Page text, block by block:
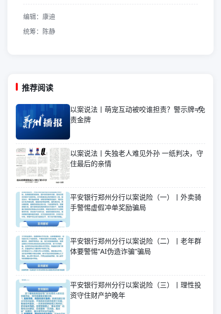
编辑：康迪
统筹：陈静
推荐阅读
以案说法丨萌宠互动被咬谁担责？警示牌≠免
责金牌
以案说法丨失独老人难见外孙 一纸判决，守
住最后的亲情
平安银行郑州分行以案说险（一）丨外卖骑
手警惕虚假冲单奖励骗局
平安银行郑州分行以案说险（二）丨老年群
体要警惕“AI伪造诈骗”骗局
平安银行郑州分行以案说险（三）丨理性投
资守住财产护晚年